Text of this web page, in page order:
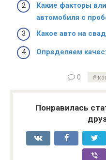
Какие факторы
автомобиля с
Какое авто на
Определяем
0
Понравилась